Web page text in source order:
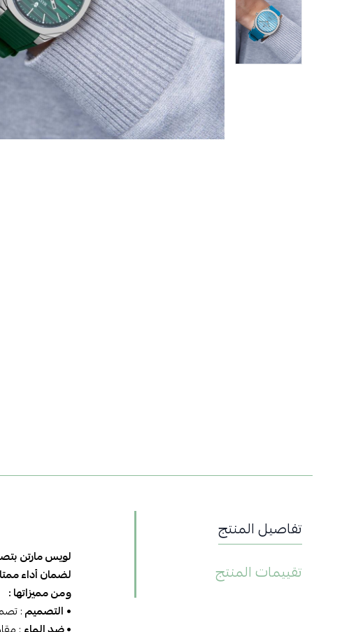
تفاصيل المنتج
تقييمات المنتج
لويس مارتن
لضمان أداء
ومن مميزاتها :
• التصميم: